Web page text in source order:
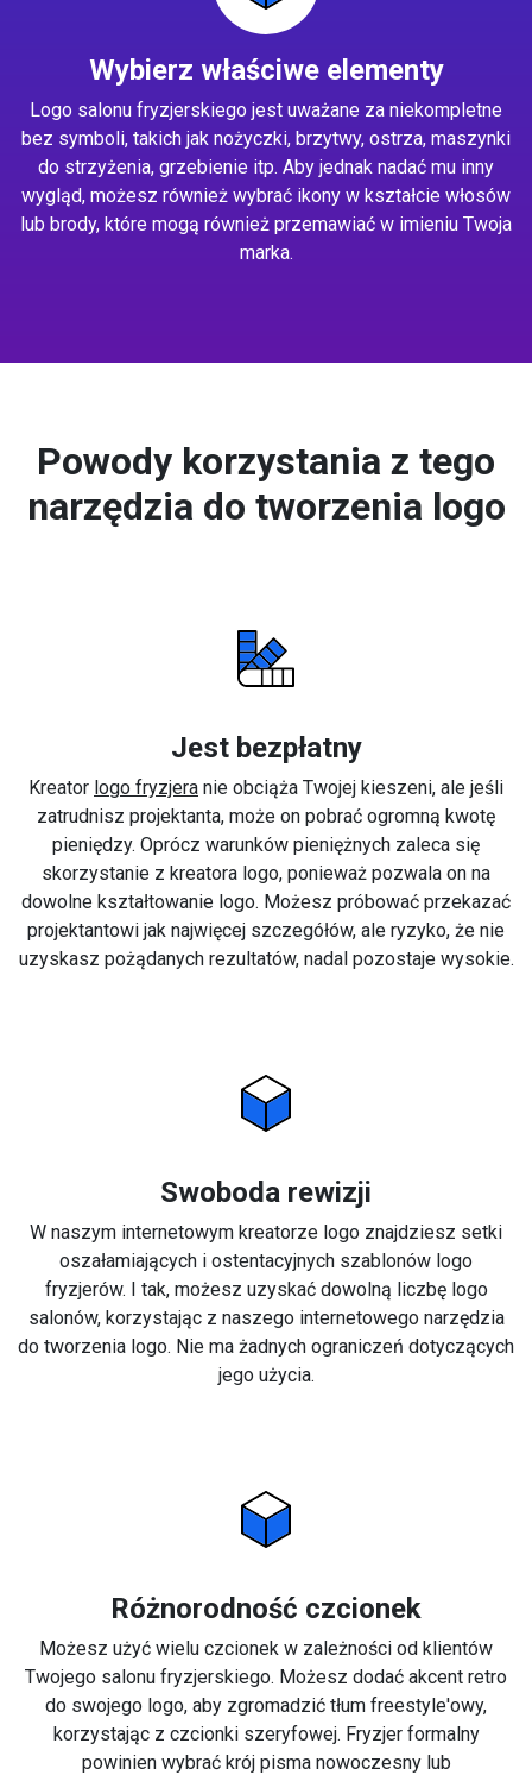
Wybierz właściwe elementy
Logo salonu fryzjerskiego jest uważane za niekompletne
bez symboli, takich jak nożyczki, brzytwy, ostrza, maszynki
do strzyżenia, grzebienie itp. Aby jednak nadać mu inny
wygląd, możesz również wybrać ikony w kształcie włosów
lub brody, które mogą również przemawiać w imieniu Twoja
marka.
Powody korzystania z tego
narzędzia do tworzenia logo
Jest bezpłatny
Kreator logo fryzjera nie obciąża Twojej kieszeni, ale jeśli
zatrudnisz projektanta, może on pobrać ogromną kwotę
pieniędzy. Oprócz warunków pieniężnych zaleca się
skorzystanie z kreatora logo, ponieważ pozwala on na
dowolne kształtowanie logo. Możesz próbować przekazać
projektantowi jak najwięcej szczegółów, ale ryzyko, że nie
uzyskasz pożądanych rezultatów, nadal pozostaje wysokie.
Swoboda rewizji
W naszym internetowym kreatorze logo znajdziesz setki
oszałamiających i ostentacyjnych szablonów logo
fryzjerów. I tak, możesz uzyskać dowolną liczbę logo
salonów, korzystając z naszego internetowego narzędzia
do tworzenia logo. Nie ma żadnych ograniczeń dotyczących
jego użycia.
Różnorodność czcionek
Możesz użyć wielu czcionek w zależności od klientów
Twojego salonu fryzjerskiego. Możesz dodać akcent retro
do swojego logo, aby zgromadzić tłum freestyle'owy,
korzystając z czcionki szeryfowej. Fryzjer formalny
powinien wybrać krój pisma nowoczesny lub